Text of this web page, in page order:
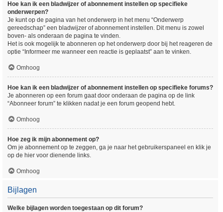
Hoe kan ik een bladwijzer of abonnement instellen op specifieke
onderwerpen?
Je kunt op de pagina van het onderwerp in het menu “Onderwerp
gereedschap” een bladwijzer of abonnement instellen. Dit menu is zowel
boven- als onderaan de pagina te vinden.
Het is ook mogelijk te abonneren op het onderwerp door bij het reageren de
optie “Informeer me wanneer een reactie is geplaatst” aan te vinken.
Omhoog
Hoe kan ik een bladwijzer of abonnement instellen op specifieke forums?
Je abonneren op een forum gaat door onderaan de pagina op de link
“Abonneer forum” te klikken nadat je een forum geopend hebt.
Omhoog
Hoe zeg ik mijn abonnement op?
Om je abonnement op te zeggen, ga je naar het gebruikerspaneel en klik je
op de hier voor dienende links.
Omhoog
Bijlagen
Welke bijlagen worden toegestaan op dit forum?